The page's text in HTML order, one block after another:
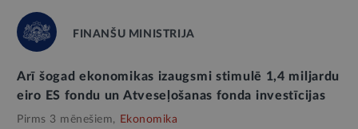
FINANŠU MINISTRIJA
Arī šogad ekonomikas izaugsmi stimulē 1,4 miljardu
eiro ES fondu un Atveseļošanas fonda investīcijas
Pirms 3 mēnešiem, Ekonomika